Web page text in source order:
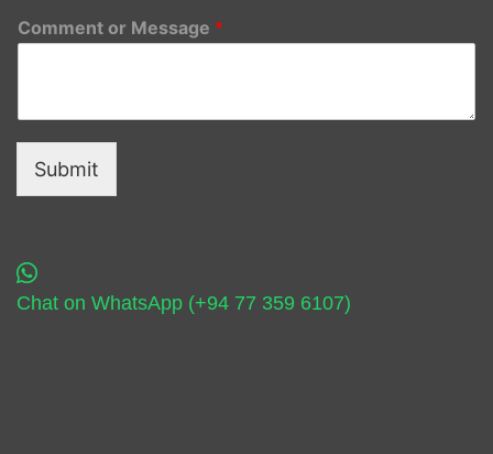
Comment or Message *
Submit
Chat on WhatsApp (+94 77 359 6107)